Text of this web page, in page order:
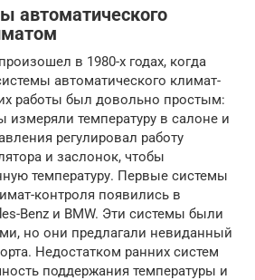
автоматического
в 1980-х годах, когда
автоматического климат-
работы был довольно простым:
измеряли температуру в салоне и
регулировал работу
и заслонок, чтобы
температуру. Первые системы
контроля появились в
Benz и BMW. Эти системы были
но они предлагали невиданный
Недостатком ранних систем
поддержания температуры и